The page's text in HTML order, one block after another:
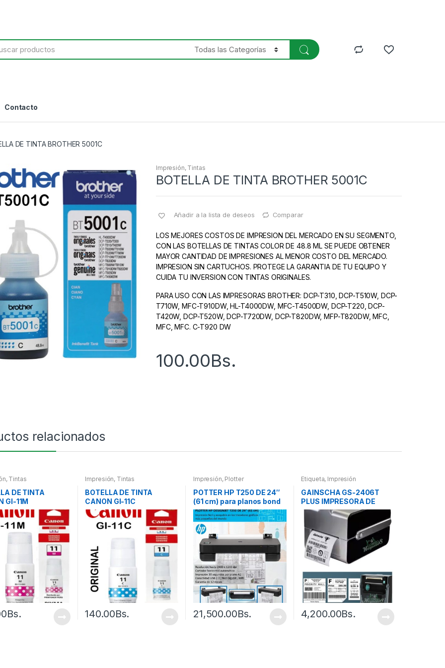
Contacto
DE TINTA BROTHER 5001C
Impresión, Tintas
BOTELLA DE TINTA BROTHER 5001C
Añadir a la lista de deseos Comparar
LOS MEJORES COSTOS DE IMPRESION DEL MERCADO EN SU SEGMENTO,
CON LAS BOTELLAS DE TINTAS COLOR DE 48.8 ML SE PUEDE OBTENER
MAYOR CANTIDAD DE IMPRESIONES AL MENOR COSTO DEL MERCADO.
IMPRESION SIN CARTUCHOS. PROTEGE LA GARANTIA DE TU EQUIPO Y
CUIDA TU INVERSION CON TINTAS ORIGINALES.
PARA USO CON LAS IMPRESORAS BROTHER: DCP-T310, DCP-T510W, DCP-
T710W, MFC-T910DW, HL-T4000DW, MFC-T4500DW, DCP-T220, DCP-
T420W, DCP-T520W, DCP-T720DW, DCP-T820DW, MFP-T820DW, MFC,
MFC, MFC. C-T920 DW
100.00Bs.
relacionados
, Tintas
DE TINTA
GI-11M
Bs.
Impresión, Tintas
BOTELLA DE TINTA
CANON GI-11C
140.00Bs.
Impresión, Plotter
POTTER HP T250 DE 24″
(61 cm) para planos bond
21,500.00Bs.
Etiqueta, Impresión
GAINSCHA GS-2406T
PLUS IMPRESORA DE
ETIQUETAS CODIGOS DE
BARRA Y QR
4,200.00Bs.